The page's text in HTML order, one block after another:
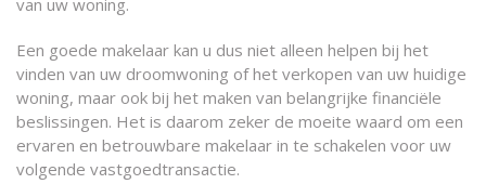
van uw woning.
Een goede makelaar kan u dus niet alleen helpen bij het
vinden van uw droomwoning of het verkopen van uw huidige
woning, maar ook bij het maken van belangrijke financiële
beslissingen. Het is daarom zeker de moeite waard om een
ervaren en betrouwbare makelaar in te schakelen voor uw
volgende vastgoedtransactie.